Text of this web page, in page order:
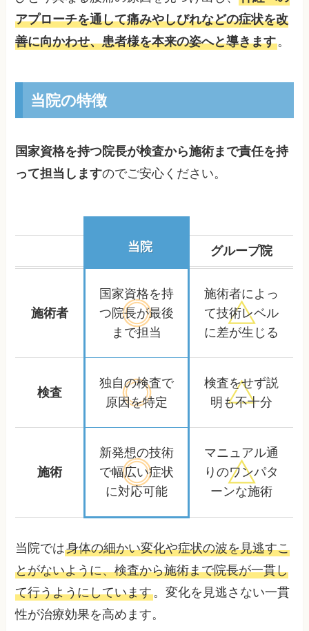
アプローチを通して痛みやしびれなどの症状を改
善に向かわせ、患者様を本来の姿へと導きます。
当院の特徴
国家資格を持つ院長が検査から施術まで責任を持
って担当しますのでご安心ください。
当院 グループ院
施術者
国家資格を持
つ院長が最後
まで担当
施術者によっ
て技術レベル
に差が生じる
検査
独自の検査で
原因を特定
検査をせず説
明も不十分
施術
新発想の技術
で幅広い症状
に対応可能
マニュアル通
りのワンパタ
ーンな施術
当院では身体の細かい変化や症状の波を見逃すこ
とがないように、検査から施術まで院長が一貫し
て行うようにしています。変化を見逃さない一貫
性が治療効果を高めます。